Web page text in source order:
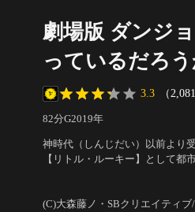
劇場版 ダンジ
っているだろ
3.3 （2,081
82分G2019年
神時代（しんじだい）以前より
【リトル・ルーキー】として
(C)大森藤ノ・SBクリエイティ